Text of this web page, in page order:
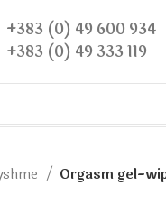
+383 (0) 49 600 934
+383 (0) 49 333 119
Orgasm gel-